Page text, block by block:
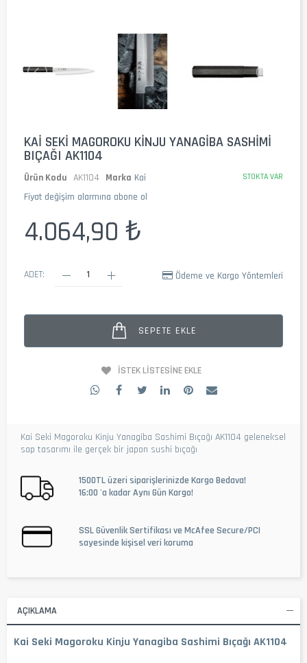
KAI SEKI MAGOROKU KINJU YANAGIBA SASHIMI
BIÇAĞI AK1104
Ürün Kodu AK1104 Marka Kai STOKTA VAR
Fiyat değişim alarmına abone ol
4.064,90 ₺
ADET:
SEPETE EKLE
Ödeme ve Kargo Yöntemleri
İSTEK LISTESINE EKLE
Kai Seki Magoroku Kinju Yanagiba Sashimi Bıçağı AK1104 geleneksel
sap tasarımı ile gerçek bir japon sushi bıçağı
1500TL üzeri siparişlerinizde Kargo Bedava!
16:00 'a kadar Aynı Gün Kargo!
SSL Güvenlik Sertifikası ve McAfee Secure/PCI
sayesinde kişisel veri koruma
AÇIKLAMA
Kai Seki Magoroku Kinju Yanagiba Sashimi Bıçağı AK1104